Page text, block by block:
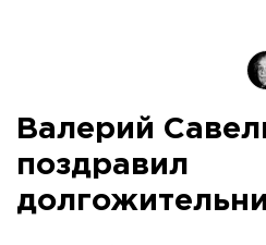
Валерий
поздравил